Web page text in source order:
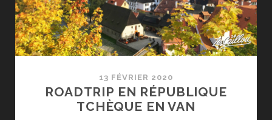
13 FÉVRIER 2020
ROADTRIP EN RÉPUBLIQUE
TCHÈQUE EN VAN